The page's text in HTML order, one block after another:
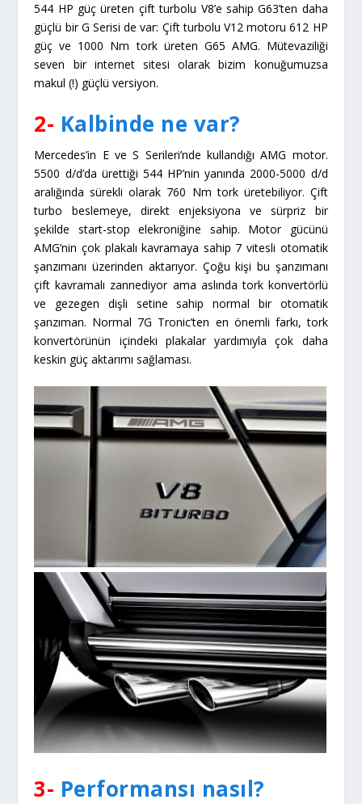
544 HP güç üreten çift turbolu V8’e sahip G63’ten daha
güçlü bir G Serisi de var: Çift turbolu V12 motoru 612 HP
güç ve 1000 Nm tork üreten G65 AMG. Mütevaziliği
seven bir internet sitesi olarak bizim konuğumuzsa
makul (!) güçlü versiyon.
2- Kalbinde ne var?
Mercedes’in E ve S Serileri’nde kullandığı AMG motor.
5500 d/d’da ürettiği 544 HP’nin yanında 2000-5000 d/d
aralığında sürekli olarak 760 Nm tork üretebiliyor. Çift
turbo beslemeye, direkt enjeksiyona ve sürpriz bir
şekilde start-stop elekroniğine sahip. Motor gücünü
AMG’nin çok plakalı kavramaya sahip 7 vitesli otomatik
şanzımanı üzerinden aktarıyor. Çoğu kişi bu şanzımanı
çift kavramalı zannediyor ama aslında tork konvertörlü
ve gezegen dişli setine sahip normal bir otomatik
şanzıman. Normal 7G Tronic’ten en önemli farkı, tork
konvertörünün içindeki plakalar yardımıyla çok daha
keskin güç aktarımı sağlaması.
3- Performansı nasıl?